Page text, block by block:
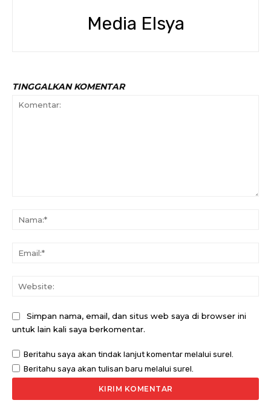
Media Elsya
TINGGALKAN KOMENTAR
Simpan nama, email, dan situs web saya di browser ini
untuk lain kali saya berkomentar.
Beritahu saya akan tindak lanjut komentar melalui surel.
Beritahu saya akan tulisan baru melalui surel.